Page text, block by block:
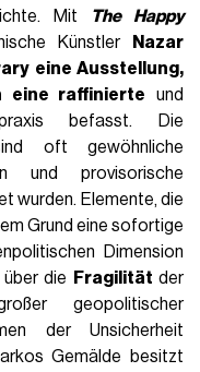
Mit
The Happy
Künstler
Nazar
eine Ausstellung,
eine raffinierte und
befasst. Die
oft gewöhnliche
und provisorische
wurden. Elemente, die
Grund eine sofortige
Dimension
die
Fragilität der
geopolitischer
der Unsicherheit
Gemälde besitzt